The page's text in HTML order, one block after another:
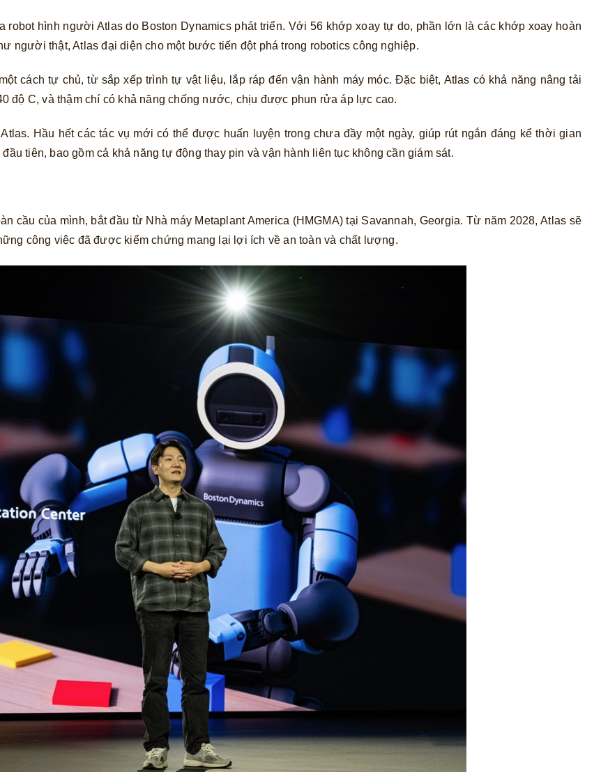
hình người Atlas do Boston Dynamics phát triển. Với 56 khớp xoay tự do, phần lớn là các khớp xoay hoàn
người thật, Atlas đại diện cho một bước tiến đột phá trong robotics công nghiệp.
cách tự chủ, từ sắp xếp trình tự vật liệu, lắp ráp đến vận hành máy móc. Đặc biệt, Atlas có khả năng nâng tải
độ C, và thậm chí có khả năng chống nước, chịu được phun rửa áp lực cao.
Hầu hết các tác vụ mới có thể được huấn luyện trong chưa đầy một ngày, giúp rút ngắn đáng kể thời gian
tiên, bao gồm cả khả năng tự động thay pin và vận hành liên tục không cần giám sát.
cầu của mình, bắt đầu từ Nhà máy Metaplant America (HMGMA) tại Savannah, Georgia. Từ năm 2028, Atlas sẽ
công việc đã được kiểm chứng mang lại lợi ích về an toàn và chất lượng.